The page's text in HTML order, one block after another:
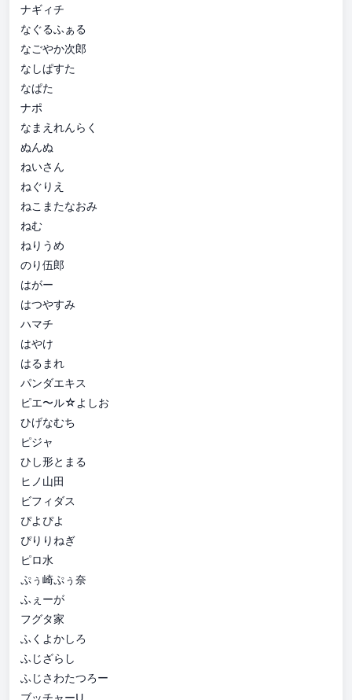
ナギィチ
なぐるふぁる
なごやか次郎
なしぱすた
なぱた
ナポ
なまえれんらく
ぬんぬ
ねいさん
ねぐりえ
ねこまたなおみ
ねむ
ねりうめ
のり伍郎
はがー
はつやすみ
ハマチ
はやけ
はるまれ
パンダエキス
ピエ〜ル☆よしお
ひげなむち
ピジャ
ひし形とまる
ヒノ山田
ビフィダス
ぴよぴよ
ぴりりねぎ
ピロ水
ぷぅ崎ぷぅ奈
ふぇーが
フグタ家
ふくよかしろ
ふじざらし
ふじさわたつろー